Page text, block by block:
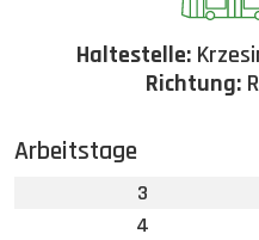
Haltestelle:
Richtung:
Arbeitstage
3
4